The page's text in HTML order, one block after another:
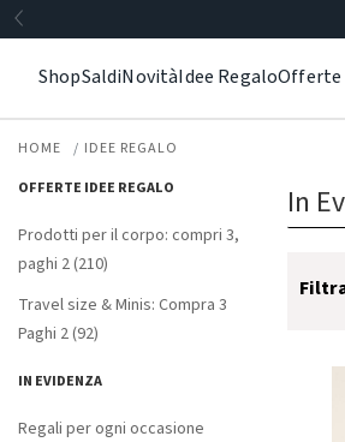
ShopSaldiNovitàIdee RegaloOfferte
HOME
IDEE REGALO
OFFERTE IDEE REGALO
Prodotti per il corpo: compri 3,
paghi 2 (210)
Travel size & Minis: Compra 3
Paghi 2 (92)
IN EVIDENZA
Regali per ogni occasione
In